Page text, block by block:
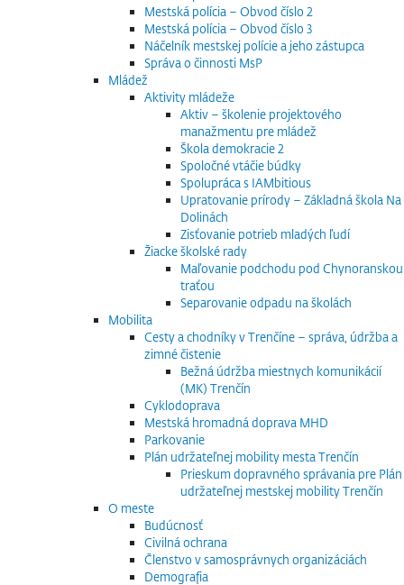
Mestská polícia – Obvod číslo 2
Mestská polícia – Obvod číslo 3
Náčelník mestskej polície a jeho zástupca
Správa o činnosti MsP
Mládež
Aktivity mládeže
Aktiv – školenie projektového
manažmentu pre mládež
Škola demokracie 2
Spoločné vtáčie búdky
Spolupráca s IAMbitious
Upratovanie prírody – Základná škola Na
Dolinách
Zisťovanie potrieb mladých ľudí
Žiacke školské rady
Maľovanie podchodu pod Chynoranskou
traťou
Separovanie odpadu na školách
Mobilita
Cesty a chodníky v Trenčíne – správa, údržba a
zimné čistenie
Bežná údržba miestnych komunikácií
(MK) Trenčín
Cyklodoprava
Mestská hromadná doprava MHD
Parkovanie
Plán udržateľnej mobility mesta Trenčín
Prieskum dopravného správania pre Plán
udržateľnej mestskej mobility Trenčín
O meste
Budúcnosť
Civilná ochrana
Členstvo v samosprávnych organizáciách
Demografia